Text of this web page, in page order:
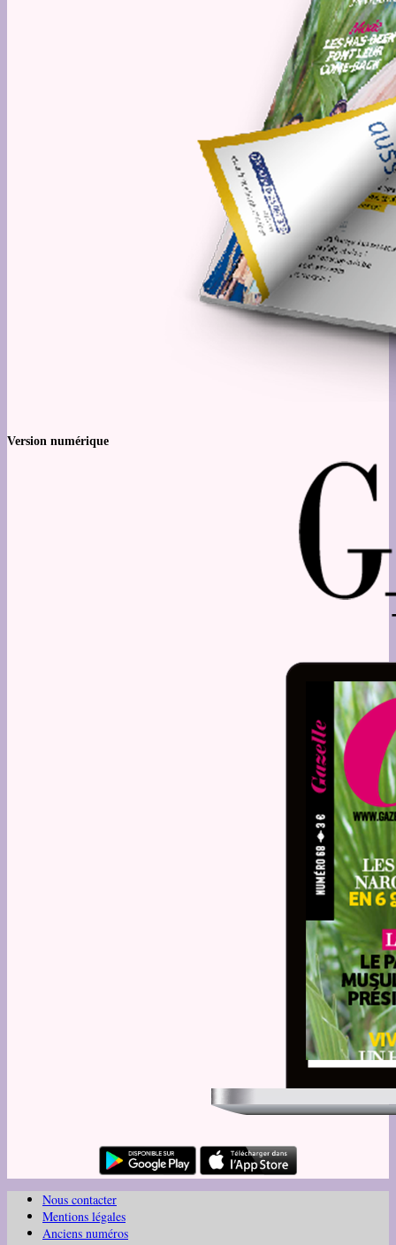
Version numérique
Nous contacter
Mentions légales
Anciens numéros